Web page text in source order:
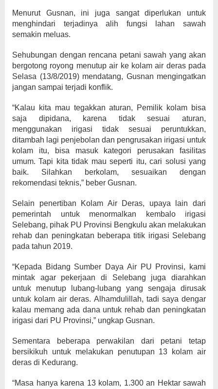
Menurut Gusnan, ini juga sangat diperlukan untuk
menghindari terjadinya alih fungsi lahan sawah
semakin meluas.
Sehubungan dengan rencana petani sawah yang akan
bergotong royong menutup air ke kolam air deras pada
Selasa (13/8/2019) mendatang, Gusnan mengingatkan
jangan sampai terjadi konflik.
“Kalau kita mau tegakkan aturan, Pemilik kolam bisa
saja dipidana, karena tidak sesuai aturan,
menggunakan irigasi tidak sesuai peruntukkan,
ditambah lagi penjebolan dan pengrusakan irigasi untuk
kolam itu, bisa masuk kategori perusakan fasilitas
umum. Tapi kita tidak mau seperti itu, cari solusi yang
baik. Silahkan berkolam, sesuaikan dengan
rekomendasi teknis,” beber Gusnan.
Selain penertiban Kolam Air Deras, upaya lain dari
pemerintah untuk menormalkan kembalo irigasi
Selebang, pihak PU Provinsi Bengkulu akan melakukan
rehab dan peningkatan beberapa titik irigasi Selebang
pada tahun 2019.
“Kepada Bidang Sumber Daya Air PU Provinsi, kami
mintak agar pekerjaan di Selebang juga diarahkan
untuk menutup lubang-lubang yang sengaja dirusak
untuk kolam air deras. Alhamdulillah, tadi saya dengar
kalau memang ada dana untuk rehab dan peningkatan
irigasi dari PU Provinsi,” ungkap Gusnan.
Sementara beberapa perwakilan dari petani tetap
bersikikuh untuk melakukan penutupan 13 kolam air
deras di Kedurang.
“Masa hanya karena 13 kolam, 1.300 an Hektar sawah